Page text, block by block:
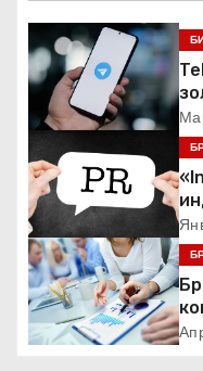
я
п
о
з
а
п
и
с